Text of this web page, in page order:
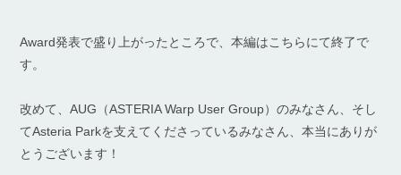
Award発表で盛り上がったところで、本編はこちらにて終了で
す。
改めて、AUG（ASTERIA Warp User Group）のみなさん、そし
てAsteria Parkを支えてくださっているみなさん、本当にありが
とうございます！